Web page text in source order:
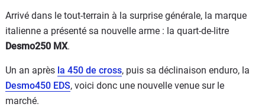
Arrivé dans le tout-terrain à la surprise générale, la marque
italienne a présenté sa nouvelle arme : la quart-de-litre
Desmo250 MX.
Un an après la 450 de cross, puis sa déclinaison enduro, la
Desmo450 EDS, voici donc une nouvelle venue sur le
marché.